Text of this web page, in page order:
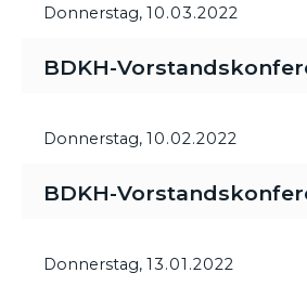
Donnerstag, 10.03.2022
BDKH-
Donnerstag, 10.02.2022
BDKH-
Donnerstag, 13.01.2022